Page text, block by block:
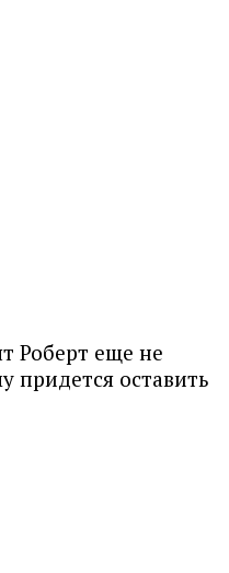
Роберт еще не
придется оставить